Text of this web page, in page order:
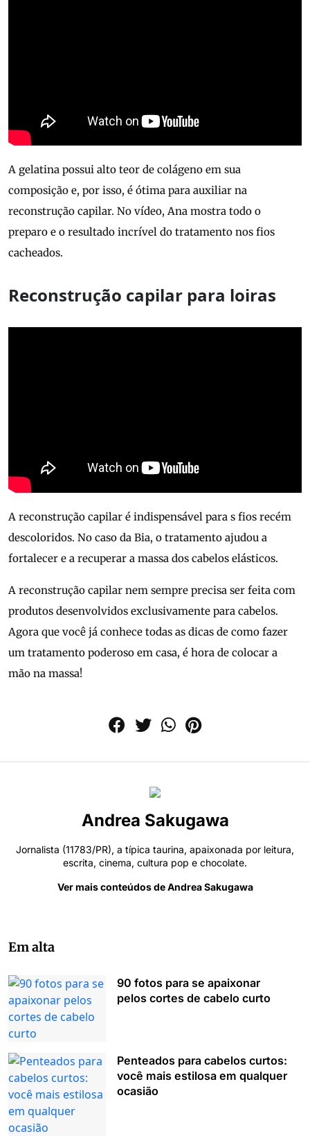
A gelatina possui alto teor de colágeno em sua
composição e, por isso, é ótima para auxiliar na
reconstrução capilar. No vídeo, Ana mostra todo o
preparo e o resultado incrível do tratamento nos fios
cacheados.
Reconstrução capilar para loiras
A reconstrução capilar é indispensável para s fios recém
descoloridos. No caso da Bia, o tratamento ajudou a
fortalecer e a recuperar a massa dos cabelos elásticos.
A reconstrução capilar nem sempre precisa ser feita com
produtos desenvolvidos exclusivamente para cabelos.
Agora que você já conhece todas as dicas de como fazer
um tratamento poderoso em casa, é hora de colocar a
mão na massa!
Andrea Sakugawa
Jornalista (11783/PR), a típica taurina, apaixonada por leitura,
escrita, cinema, cultura pop e chocolate.
Ver mais conteúdos de Andrea Sakugawa
Em alta
90 fotos para se apaixonar
pelos cortes de cabelo curto
Penteados para cabelos curtos:
você mais estilosa em qualquer
ocasião